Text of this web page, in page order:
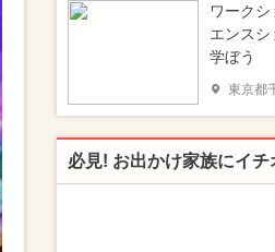
ワークシ
エンスシ
学ぼう
東京都
必見! お出かけ家族にイチ